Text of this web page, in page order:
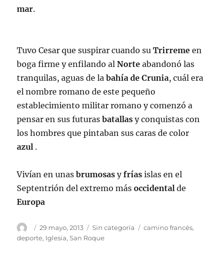
mar.
Tuvo Cesar que suspirar cuando suTrirreme en
boga firme y enfilando alNorte abandonó las
tranquilas, aguas de labahía de Crunia, cuál era
el nombre romano de este pequeño
establecimiento militar romano y comenzó a
pensar en sus futurasbatallas y conquistas con
los hombres que pintaban sus caras de color
azul .
Vivían en unasbrumosas yfrías islas en el
Septentrión del extremo másoccidental de
Europa
AutorPublicado
el
29 mayo, 2013 Categorías
Sin categoría Etiquetas
camino francés,
deporte, Iglesia,San Roque